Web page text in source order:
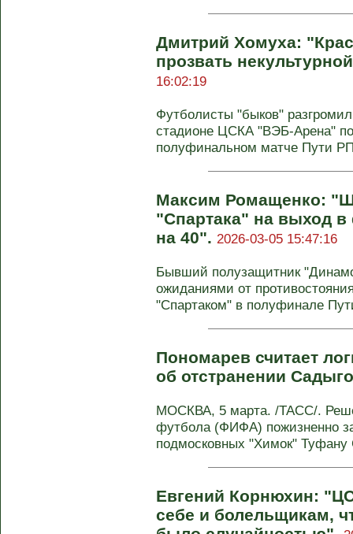
Дмитрий Хомуха:
прозвать
16:02:19
Футболисты "быков"
стадионе ЦСКА "ВЭБ-Арена"
полуфинальном матче Пути
Максим Ромащенко:
"Спартака" на выход в
на 40". 2026-03-05 15:47:16
Бывший полузащитник
ожиданиями от
"Спартаком" в полуфинале
Пономарев считает
об отстранении
МОСКВА, 5 марта. /ТАСС/.
футбола (ФИФА) пожизненно
подмосковных "Химок" Туфану
Евгений Корнюхин:
себе и болельщикам,